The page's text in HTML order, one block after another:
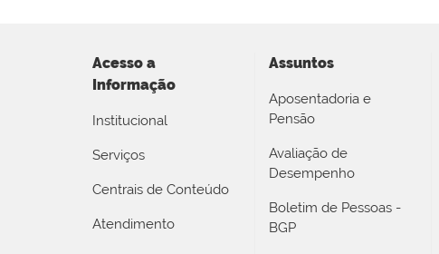
Acesso a
Informação
Institucional
Serviços
Centrais de Conteúdo
Atendimento
Assuntos
Aposentadoria e
Pensão
Avaliação de
Desempenho
Boletim de Pessoas -
BGP